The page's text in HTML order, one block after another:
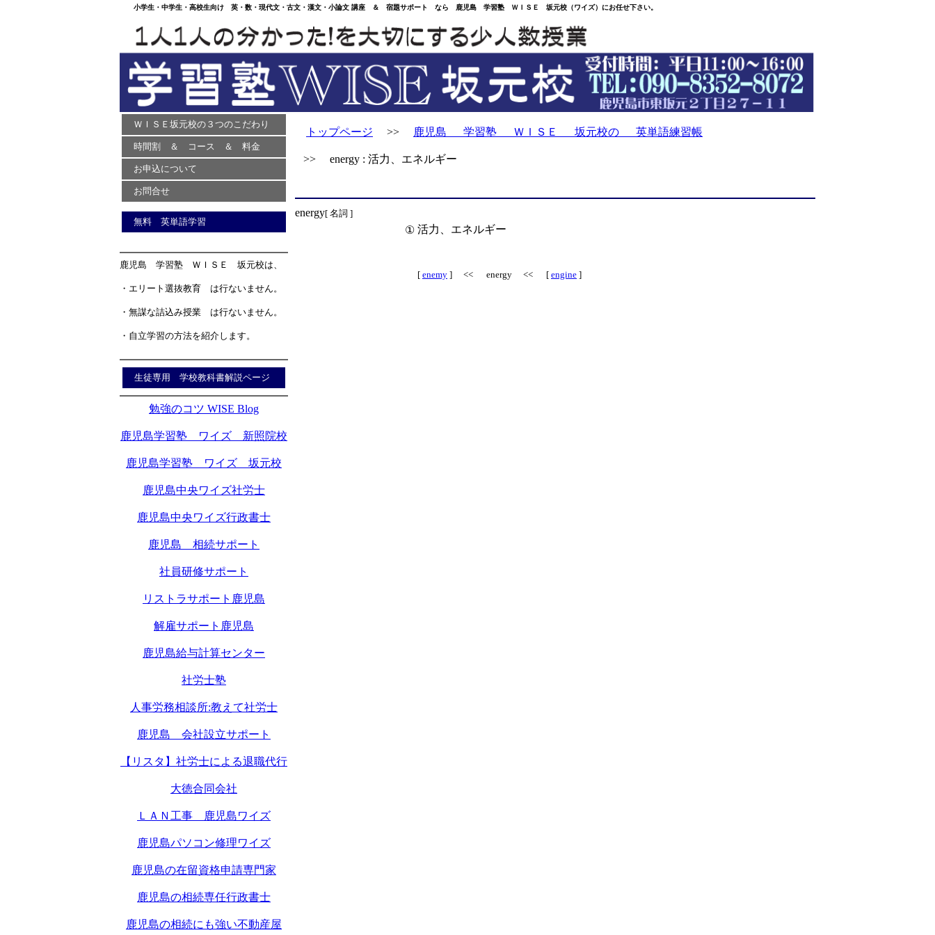
小学生・中学生・高校生向け 英・数・現代文・古文・漢文・小論文 講座 ＆ 宿題サポート なら 鹿児島 学習塾 ＷＩＳＥ 坂元校（ワイズ）にお任せ下さい。
ＷＩＳＥ坂元校の３つのこだわり
時間割 ＆ コース ＆ 料金
お申込について
お問合せ
無料 英単語学習
鹿児島 学習塾 ＷＩＳＥ 坂元校は、
・エリート選抜教育 は行ないません。
・無謀な詰込み授業 は行ないません。
・自立学習の方法を紹介します。
生徒専用 学校教科書解説ページ
勉強のコツ WISE Blog
鹿児島学習塾 ワイズ 新照院校
鹿児島学習塾 ワイズ 坂元校
鹿児島中央ワイズ社労士
鹿児島中央ワイズ行政書士
鹿児島 相続サポート
社員研修サポート
リストラサポート鹿児島
解雇サポート鹿児島
鹿児島給与計算センター
社労士塾
人事労務相談所:教えて社労士
鹿児島 会社設立サポート
【リスタ】社労士による退職代行
大徳合同会社
ＬＡＮ工事 鹿児島ワイズ
鹿児島パソコン修理ワイズ
鹿児島の在留資格申請専門家
鹿児島の相続専任行政書士
鹿児島の相続にも強い不動産屋
トップページ >> 鹿児島 学習塾 ＷＩＳＥ 坂元校の 英単語練習帳
>> energy : 活力、エネルギー
energy[ 名詞 ]
① 活力、エネルギー
[ enemy ] << energy << [ engine ]